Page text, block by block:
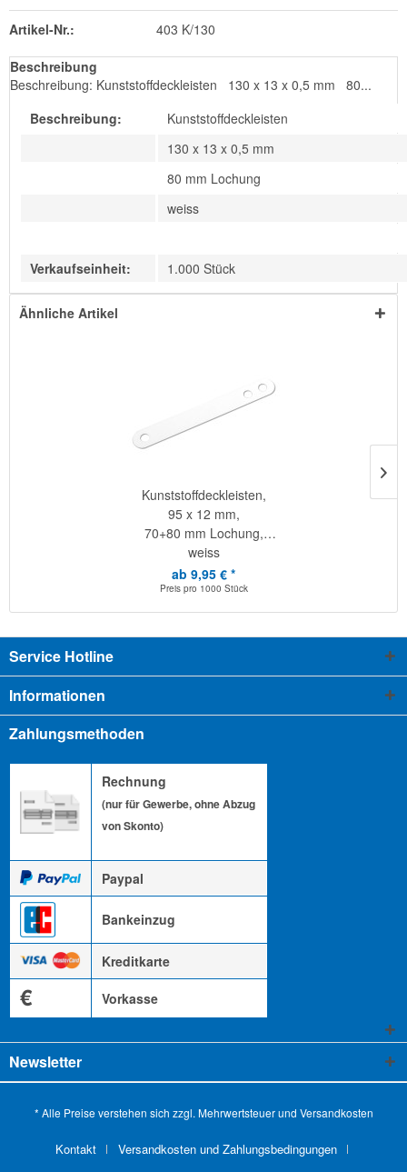
Artikel-Nr.: 403 K/130
Beschreibung
Beschreibung: Kunststoffdeckleisten 130 x 13 x 0,5 mm 80...
Beschreibung:
Kunststoffdeckleisten
130 x 13 x 0,5 mm
80 mm Lochung
weiss
Verkaufseinheit: 1.000 Stück
Ähnliche Artikel
Kunststoffdeckleisten,
95 x 12 mm,
70+80 mm Lochung,
weiss
ab 9,95 € *
Preis pro 1000 Stück
Service Hotline
Informationen
Zahlungsmethoden
Rechnung
(nur für Gewerbe, ohne Abzug
von Skonto)
Paypal
Bankeinzug
Kreditkarte
€ Vorkasse
Newsletter
* Alle Preise verstehen sich zzgl. Mehrwertsteuer und Versandkosten
Kontakt Versandkosten und Zahlungsbedingungen